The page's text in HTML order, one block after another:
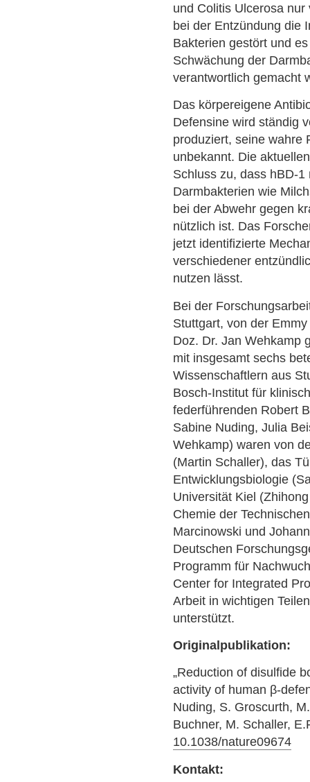
und Colitis Ulcerosa
bei der Entzündung die
Bakterien gestört und
Schwächung der
verantwortlich gemacht
Das körpereigene
Defensine wird ständig
produziert, seine wahre
unbekannt. Die
Schluss zu, dass hBD-
Darmbakterien wie
bei der Abwehr gegen
nützlich ist. Das
jetzt identifizierte
verschiedener
nutzen lässt.
Bei der
Stuttgart, von der
Doz. Dr. Jan Wehkamp
mit insgesamt sechs
Wissenschaftlern aus
Bosch-Institut für
federführenden Robert
Sabine Nuding, Julia
Wehkamp) waren von
(Martin Schaller), das
Entwicklungsbiologie
Universität Kiel
Chemie der
Marcinowski und
Deutschen
Programm für
Center for Integrated
Arbeit in wichtigen
unterstützt.
Originalpublikation:
„Reduction of disulfide
activity of human β-
Nuding, S. Groscurth,
Buchner, M. Schaller,
10.1038/nature09674
Kontakt: